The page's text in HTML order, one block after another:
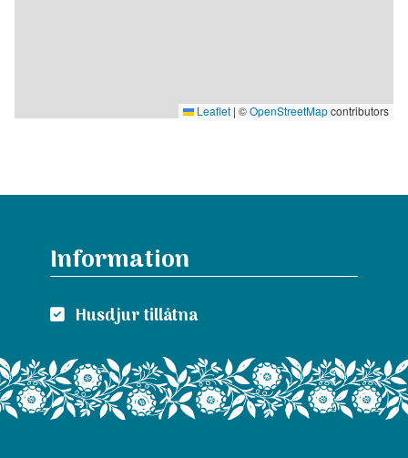
Leaflet | ©OpenStreetMapcontributors
Information
Husdjur tillåtna